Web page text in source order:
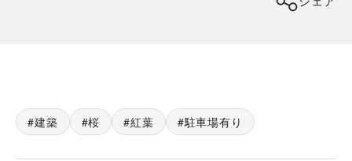
建築 桜 紅葉 駐車場有り